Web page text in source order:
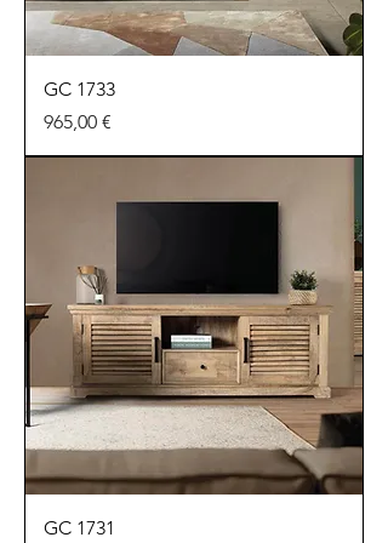
GC 1733
Precio
965,00 €
GC 1731